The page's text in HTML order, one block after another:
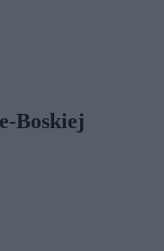
Boskiej